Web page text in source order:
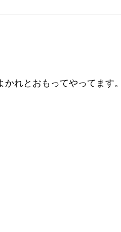
れとおもってやってます。